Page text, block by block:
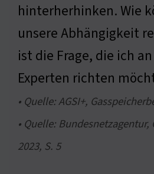
hinterherhinken. Wie
unsere Abhängigkeit
ist die Frage, die ich
Experten richten
• Quelle: AGSI+,
• Quelle:
2023, S. 5